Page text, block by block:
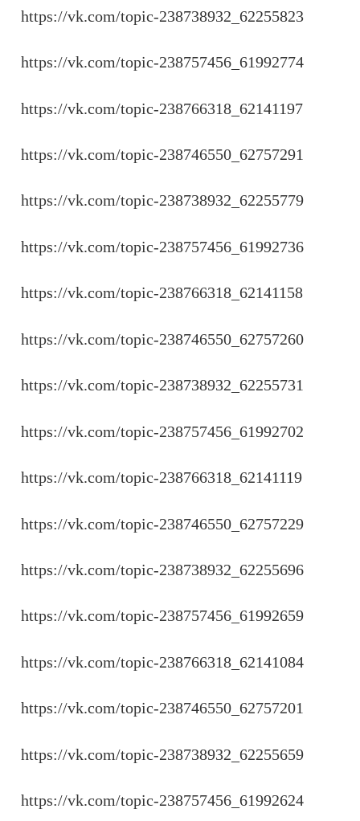
https://vk.com/topic-238738932_62255823
https://vk.com/topic-238757456_61992774
https://vk.com/topic-238766318_62141197
https://vk.com/topic-238746550_62757291
https://vk.com/topic-238738932_62255779
https://vk.com/topic-238757456_61992736
https://vk.com/topic-238766318_62141158
https://vk.com/topic-238746550_62757260
https://vk.com/topic-238738932_62255731
https://vk.com/topic-238757456_61992702
https://vk.com/topic-238766318_62141119
https://vk.com/topic-238746550_62757229
https://vk.com/topic-238738932_62255696
https://vk.com/topic-238757456_61992659
https://vk.com/topic-238766318_62141084
https://vk.com/topic-238746550_62757201
https://vk.com/topic-238738932_62255659
https://vk.com/topic-238757456_61992624